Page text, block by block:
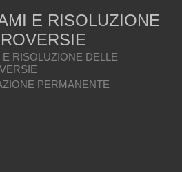
E RISOLUZIONE
RISOLUZIONE DELLE
PERMANENTE